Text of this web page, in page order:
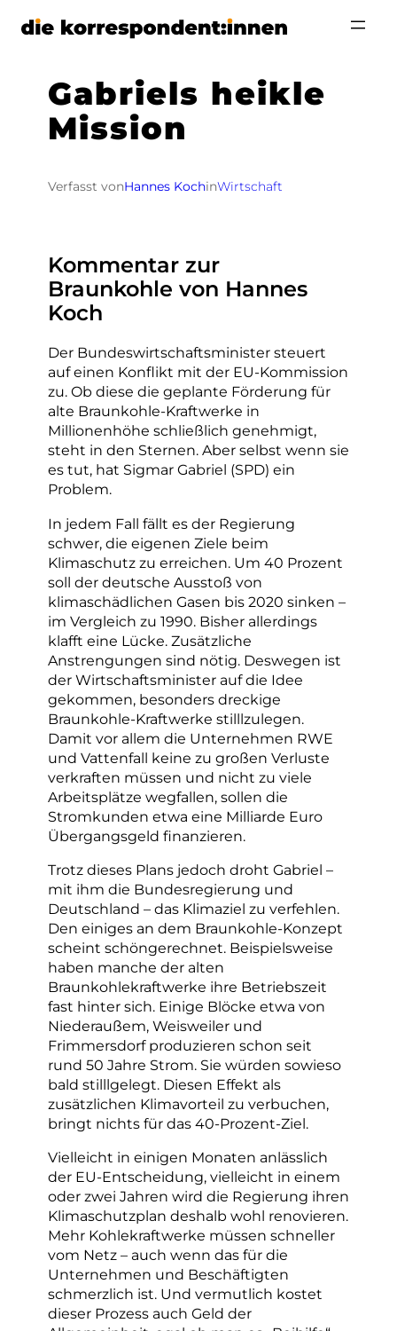
Zum
Gabriels heikle
Mission
Verfasst vonHannes KochinWirtschaft
Kommentar zur
Braunkohle von Hannes
Koch
Der Bundeswirtschaftsminister steuert
auf einen Konflikt mit der EU-Kommission
zu. Ob diese die geplante Förderung für
alte Braunkohle-Kraftwerke in
Millionenhöhe schließlich genehmigt,
steht in den Sternen. Aber selbst wenn sie
es tut, hat Sigmar Gabriel (SPD) ein
Problem.
In jedem Fall fällt es der Regierung
schwer, die eigenen Ziele beim
Klimaschutz zu erreichen. Um 40 Prozent
soll der deutsche Ausstoß von
klimaschädlichen Gasen bis 2020 sinken –
im Vergleich zu 1990. Bisher allerdings
klafft eine Lücke. Zusätzliche
Anstrengungen sind nötig. Deswegen ist
der Wirtschaftsminister auf die Idee
gekommen, besonders dreckige
Braunkohle-Kraftwerke stilllzulegen.
Damit vor allem die Unternehmen RWE
und Vattenfall keine zu großen Verluste
verkraften müssen und nicht zu viele
Arbeitsplätze wegfallen, sollen die
Stromkunden etwa eine Milliarde Euro
Übergangsgeld finanzieren.
Trotz dieses Plans jedoch droht Gabriel –
mit ihm die Bundesregierung und
Deutschland – das Klimaziel zu verfehlen.
Den einiges an dem Braunkohle-Konzept
scheint schöngerechnet. Beispielsweise
haben manche der alten
Braunkohlekraftwerke ihre Betriebszeit
fast hinter sich. Einige Blöcke etwa von
Niederaußem, Weisweiler und
Frimmersdorf produzieren schon seit
rund 50 Jahre Strom. Sie würden sowieso
bald stilllgelegt. Diesen Effekt als
zusätzlichen Klimavorteil zu verbuchen,
bringt nichts für das 40-Prozent-Ziel.
Vielleicht in einigen Monaten anlässlich
der EU-Entscheidung, vielleicht in einem
oder zwei Jahren wird die Regierung ihren
Klimaschutzplan deshalb wohl renovieren.
Mehr Kohlekraftwerke müssen schneller
vom Netz – auch wenn das für die
Unternehmen und Beschäftigten
schmerzlich ist. Und vermutlich kostet
dieser Prozess auch Geld der